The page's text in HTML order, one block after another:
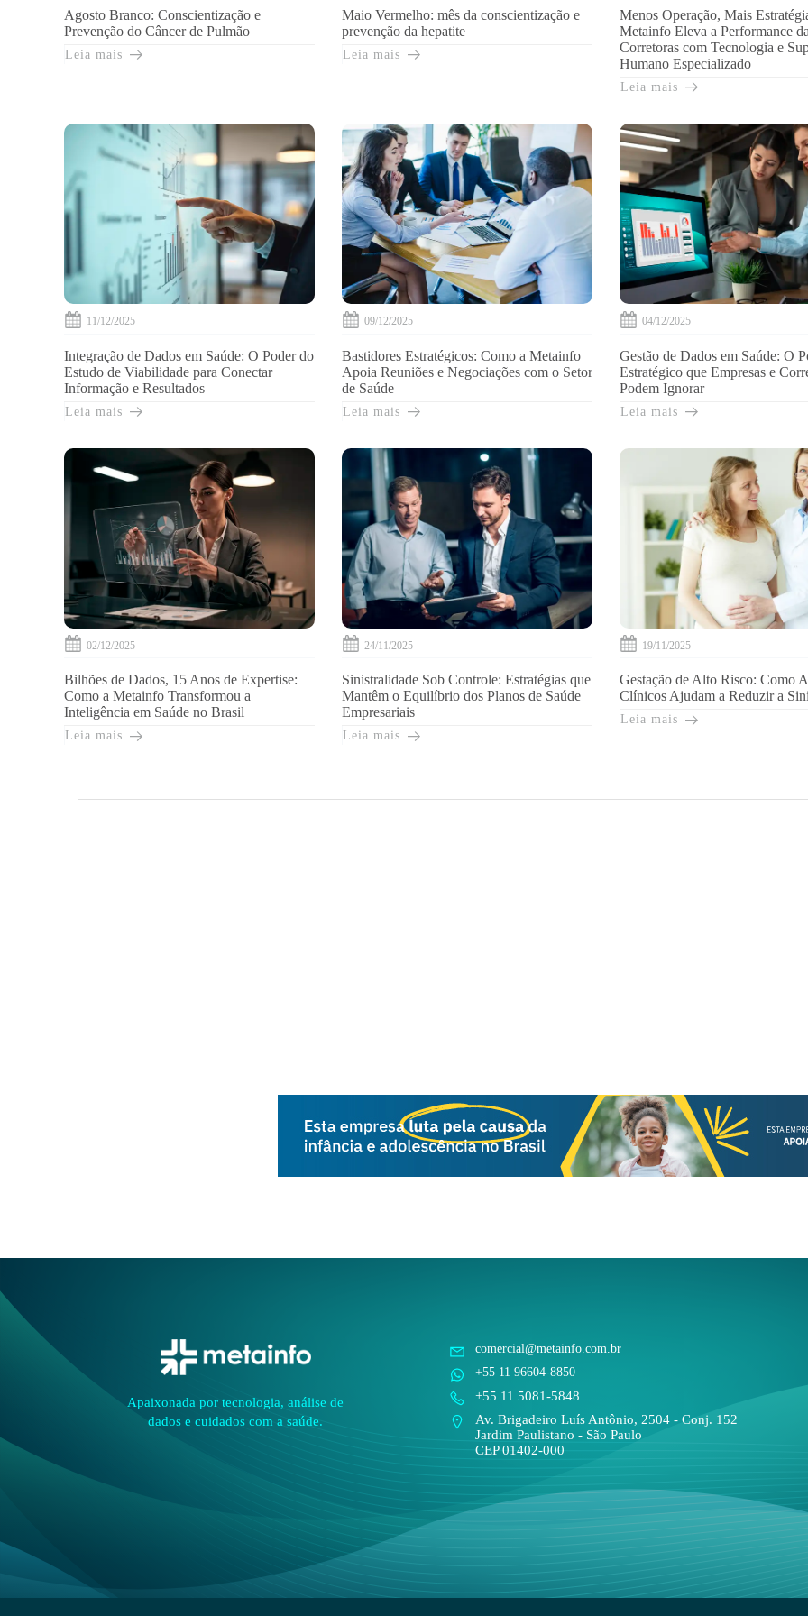
Agosto Branco: Conscientização e
Prevenção do Câncer de Pulmão
Leia mais
Maio Vermelho: mês da conscientização e
prevenção da hepatite
Leia mais
Menos Operação, Mais
Metainfo Eleva a Performance
Corretoras com Tecnologia e
Humano Especializado
Leia mais
11/12/2025
Integração de Dados em Saúde: O Poder do
Estudo de Viabilidade para Conectar
Informação e Resultados
Leia mais
09/12/2025
Bastidores Estratégicos: Como a Metainfo
Apoia Reuniões e Negociações com o Setor
de Saúde
Leia mais
04/12/2025
Gestão de Dados em Saúde: O
Estratégico que Empresas e
Podem Ignorar
Leia mais
02/12/2025
Bilhões de Dados, 15 Anos de Expertise:
Como a Metainfo Transformou a
Inteligência em Saúde no Brasil
Leia mais
24/11/2025
Sinistralidade Sob Controle: Estratégias que
Mantêm o Equilíbrio dos Planos de Saúde
Empresariais
Leia mais
19/11/2025
Gestação de Alto Risco: Como
Clínicos Ajudam a Reduzir a
Leia mais
Apaixonada por tecnologia, análise de
dados e cuidados com a saúde.
comercial@metainfo.com.br
+55 11 96604-8850
+55 11 5081-5848
Av. Brigadeiro Luís Antônio, 2504 - Conj. 152
Jardim Paulistano - São Paulo
CEP 01402-000